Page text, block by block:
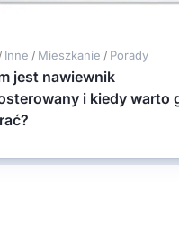
Inne / Mieszkanie / Porady
jest nawiewnik
i kiedy warto